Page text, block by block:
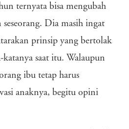
ternyata bisa mengubah
Dia masih ingat
prinsip yang bertolak
katanya saat itu. Walaupun
ibu tetap harus
anaknya, begitu opini